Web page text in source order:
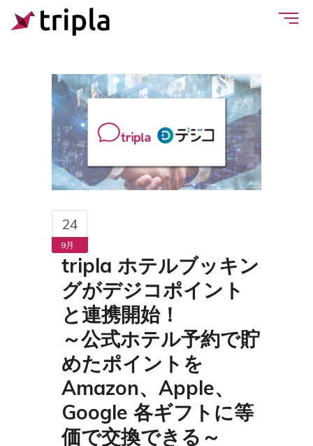
24
9月
tripla ホテルブッキン
グがデジコポイント
と連携開始！
～公式ホテル予約で貯
めたポイントを
Amazon、Apple、
Google 各ギフトに等
価で交換できる～